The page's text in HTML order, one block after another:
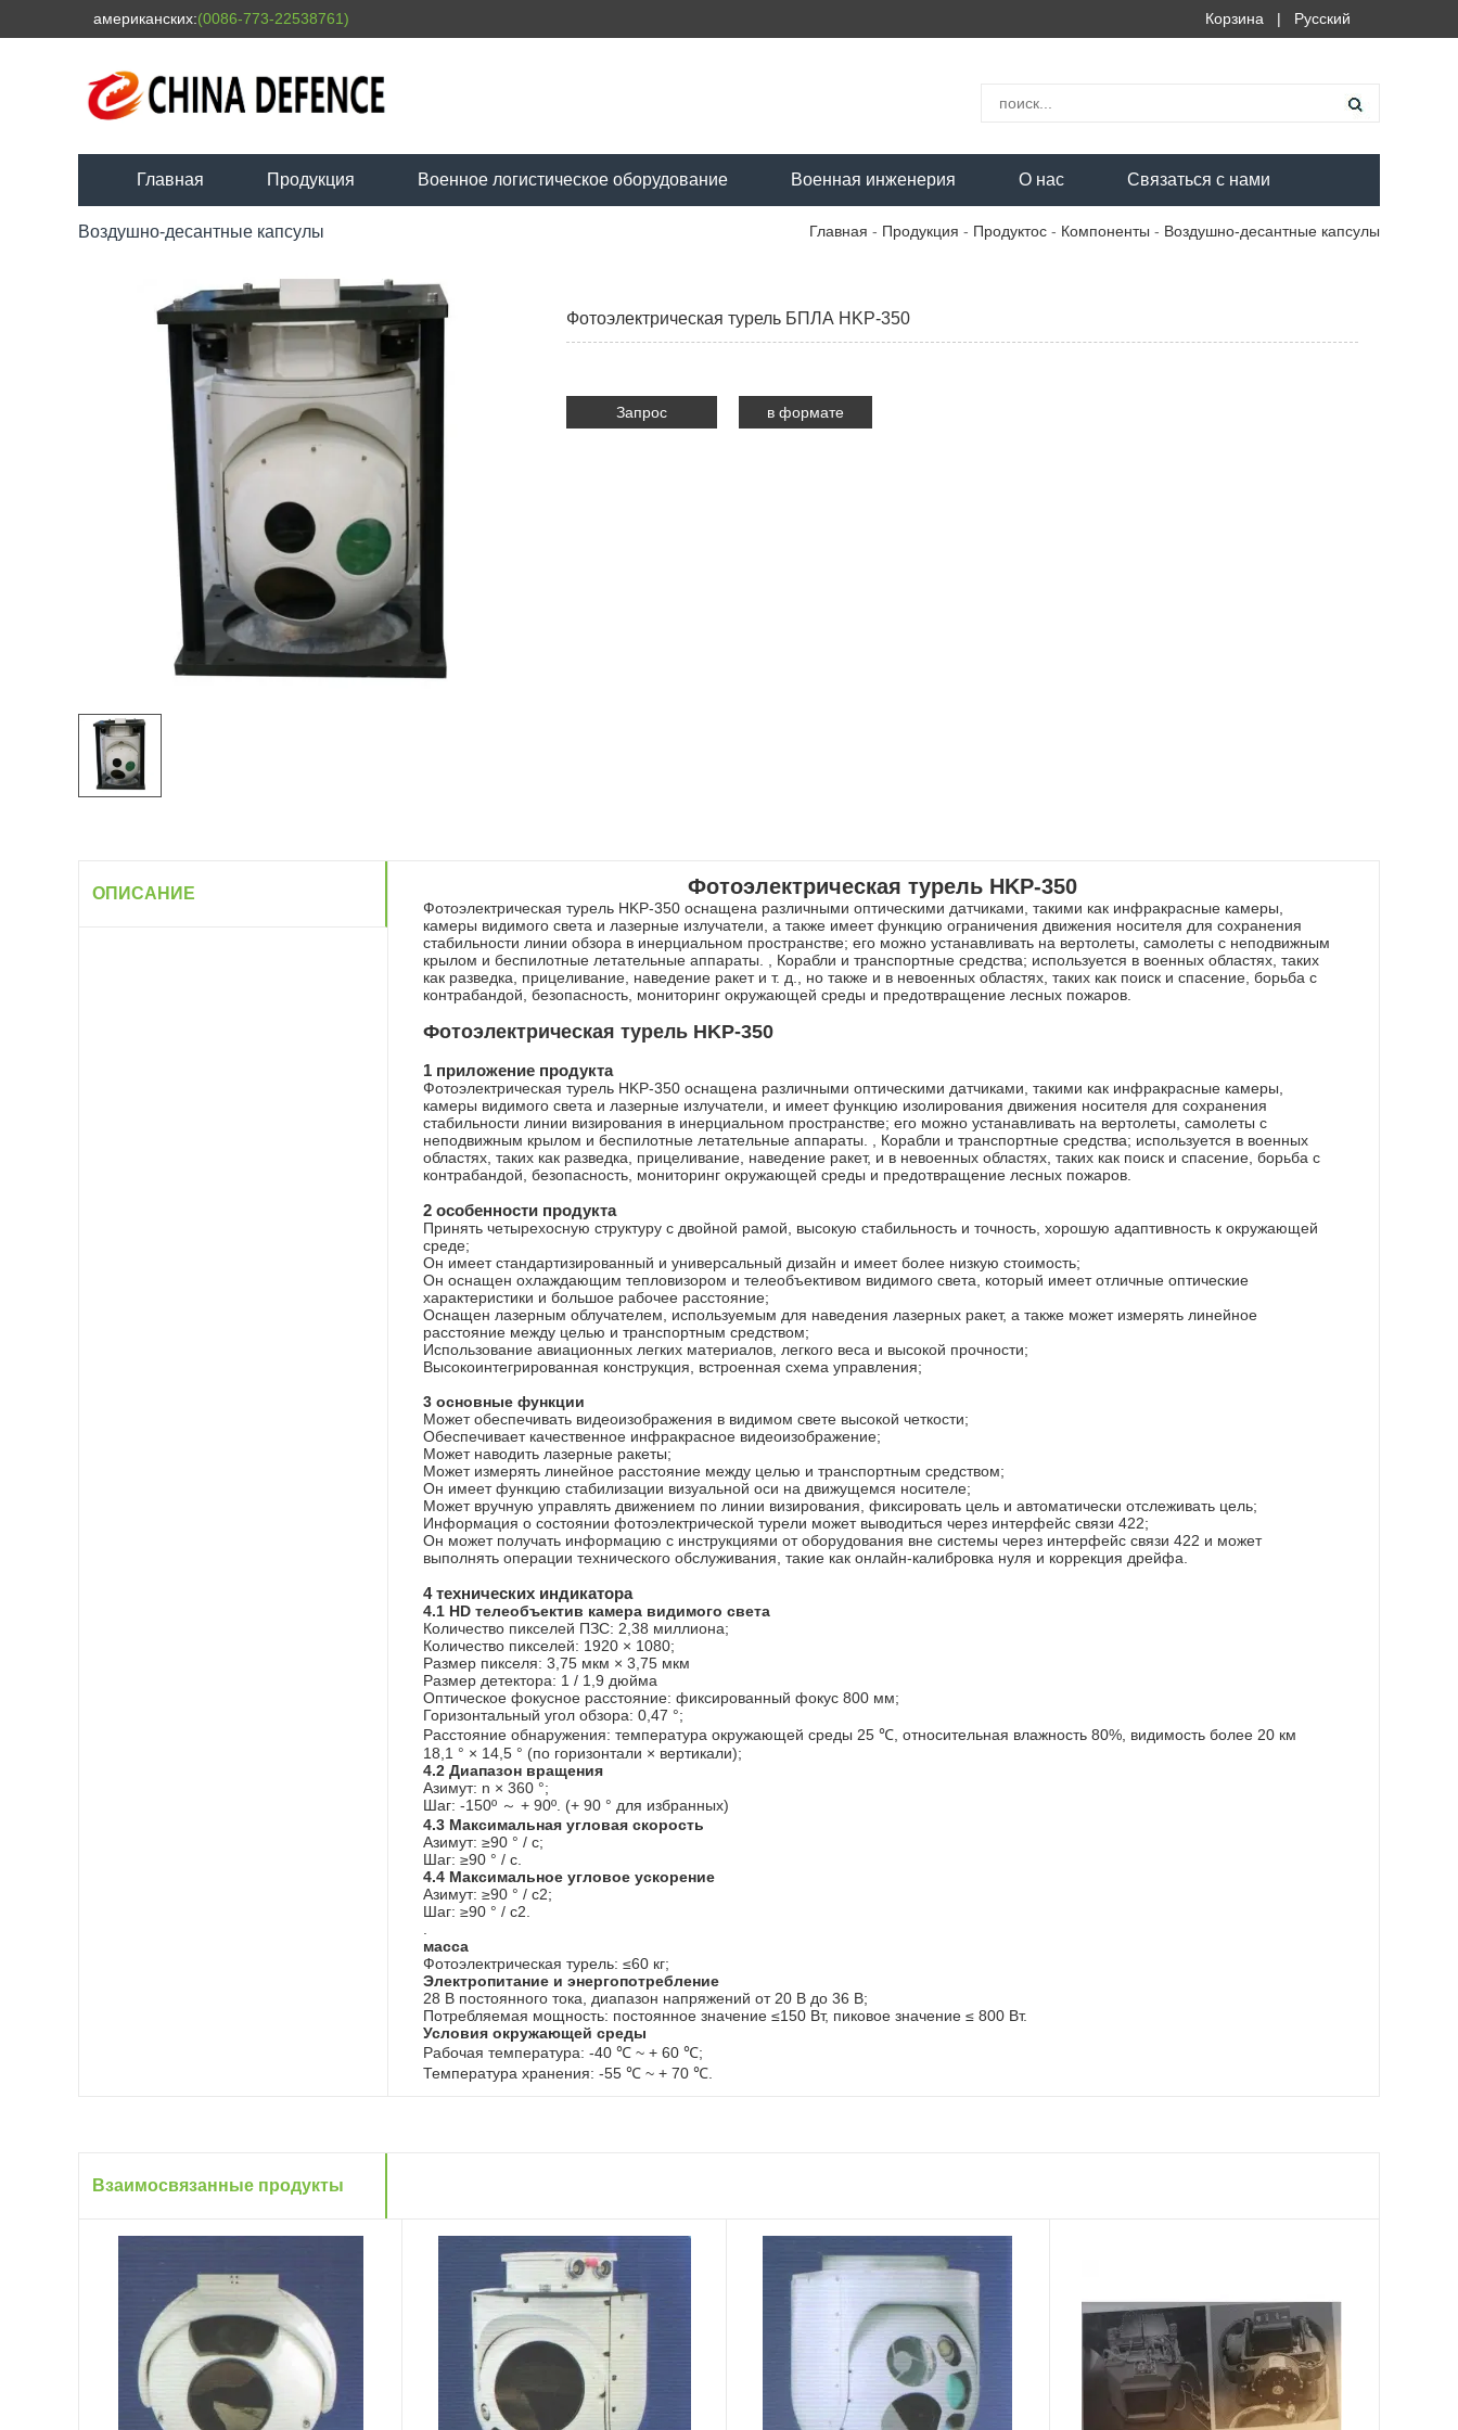
американских:(0086-773-22538761) Русский
|
Корзина
Главная Продукция Военное логистическое оборудование Военная инженерия О нас Связаться с нами
Воздушно-десантные капсулы Главная - Продукция - Продуктос - Компоненты - Воздушно-десантные капсулы
Фотоэлектрическая турель БПЛА HKP-350
Запрос
в формате
ОПИСАНИЕ Фотоэлектрическая турель HKP-350
Фотоэлектрическая турель HKP-350 оснащена различными оптическими датчиками, такими как инфракрасные камеры,
камеры видимого света и лазерные излучатели, а также имеет функцию ограничения движения носителя для сохранения
стабильности линии обзора в инерциальном пространстве; его можно устанавливать на вертолеты, самолеты с неподвижным
крылом и беспилотные летательные аппараты. , Корабли и транспортные средства; используется в военных областях, таких
как разведка, прицеливание, наведение ракет и т. д., но также и в невоенных областях, таких как поиск и спасение, борьба с
контрабандой, безопасность, мониторинг окружающей среды и предотвращение лесных пожаров.
Фотоэлектрическая турель HKP-350
1 приложение продукта
Фотоэлектрическая турель HKP-350 оснащена различными оптическими датчиками, такими как инфракрасные камеры,
камеры видимого света и лазерные излучатели, и имеет функцию изолирования движения носителя для сохранения
стабильности линии визирования в инерциальном пространстве; его можно устанавливать на вертолеты, самолеты с
неподвижным крылом и беспилотные летательные аппараты. , Корабли и транспортные средства; используется в военных
областях, таких как разведка, прицеливание, наведение ракет, и в невоенных областях, таких как поиск и спасение, борьба с
контрабандой, безопасность, мониторинг окружающей среды и предотвращение лесных пожаров.
2 особенности продукта
Принять четырехосную структуру с двойной рамой, высокую стабильность и точность, хорошую адаптивность к окружающей
среде;
Он имеет стандартизированный и универсальный дизайн и имеет более низкую стоимость;
Он оснащен охлаждающим тепловизором и телеобъективом видимого света, который имеет отличные оптические
характеристики и большое рабочее расстояние;
Оснащен лазерным облучателем, используемым для наведения лазерных ракет, а также может измерять линейное
расстояние между целью и транспортным средством;
Использование авиационных легких материалов, легкого веса и высокой прочности;
Высокоинтегрированная конструкция, встроенная схема управления;
3 основные функции
Может обеспечивать видеоизображения в видимом свете высокой четкости;
Обеспечивает качественное инфракрасное видеоизображение;
Может наводить лазерные ракеты;
Может измерять линейное расстояние между целью и транспортным средством;
Он имеет функцию стабилизации визуальной оси на движущемся носителе;
Может вручную управлять движением по линии визирования, фиксировать цель и автоматически отслеживать цель;
Информация о состоянии фотоэлектрической турели может выводиться через интерфейс связи 422;
Он может получать информацию с инструкциями от оборудования вне системы через интерфейс связи 422 и может
выполнять операции технического обслуживания, такие как онлайн-калибровка нуля и коррекция дрейфа.
4 технических индикатора
4.1 HD телеобъектив камера видимого света
Количество пикселей ПЗС: 2,38 миллиона;
Количество пикселей: 1920 × 1080;
Размер пикселя: 3,75 мкм × 3,75 мкм
Размер детектора: 1 / 1,9 дюйма
Оптическое фокусное расстояние: фиксированный фокус 800 мм;
Горизонтальный угол обзора: 0,47 °;
Расстояние обнаружения: температура окружающей среды 25 ℃, относительная влажность 80%, видимость более 20 км
18,1 ° × 14,5 ° (по горизонтали × вертикали);
4.2 Диапазон вращения
Азимут: n × 360 °;
Шаг: -150º ～ + 90º. (+ 90 ° для избранных)
4.3 Максимальная угловая скорость
Азимут: ≥90 ° / с;
Шаг: ≥90 ° / с.
4.4 Максимальное угловое ускорение
Азимут: ≥90 ° / с2;
Шаг: ≥90 ° / с2.
масса
Фотоэлектрическая турель: ≤60 кг;
Электропитание и энергопотребление
28 В постоянного тока, диапазон напряжений от 20 В до 36 В;
Потребляемая мощность: постоянное значение ≤150 Вт, пиковое значение ≤ 800 Вт.
Условия окружающей среды
Рабочая температура: -40 ℃ ~ + 60 ℃;
Температура хранения: -55 ℃ ~ + 70 ℃.
Взаимосвязанные продукты